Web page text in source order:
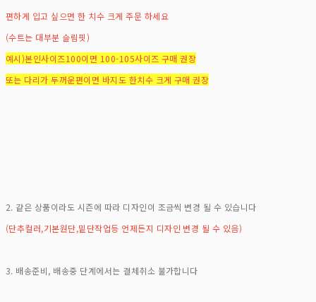
편하게 입고 싶으면 한 치수 크게 주문 하세요
(수트는 대부분 슬림핏)
예시)본인사이즈100이면 100-105사이즈 구매 권장
또는 다리가 두꺼운편이면 바지도 한치수 크게 구매 권장
2. 같은 상품이라도 시즌에 따라 디자인이 조금씩 변경 될 수 있습니다
(단추컬러,기본원단,밑단작업등 언제든지 디자인 변경 될 수 있음)
3. 배송준비, 배송중 단계에서는 결체취소 불가합니다